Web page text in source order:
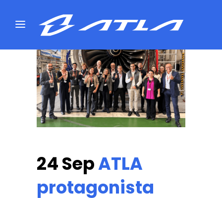
24 SepATLA
protagonista